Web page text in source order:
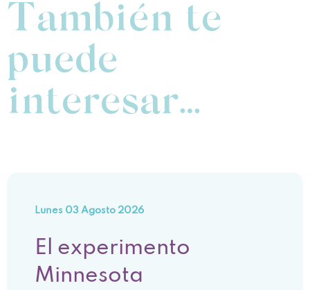
También te
puede
interesar…
Lunes 03 Agosto 2026
El experimento
Minnesota